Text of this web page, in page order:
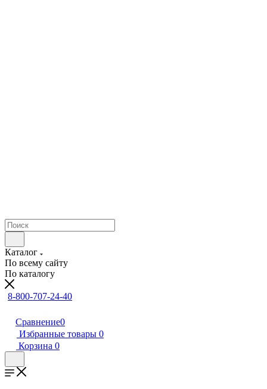
Каталог
По всему сайту
По каталогу
8-800-707-24-40
Сравнение0
Избранные товары 0
Корзина 0